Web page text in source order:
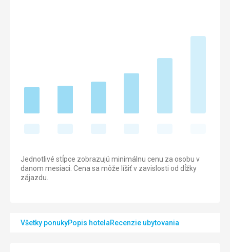
Jednotlivé stĺpce zobrazujú minimálnu cenu za osobu v
danom mesiaci. Cena sa môže líšiť v zavislosti od dĺžky
zájazdu.
Všetky ponukyPopis hotelaRecenzie ubytovania